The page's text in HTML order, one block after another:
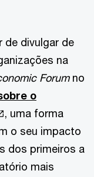
de divulgar de
na
Forumno
o
, uma forma
o seu impacto
dos primeiros a
mais